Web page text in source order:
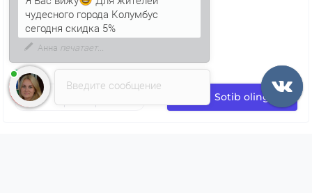
Sotib oling
Введите сообщение
Я Вас вижу
Для жителей
чудесного города Колумбус
сегодня скидка 5%